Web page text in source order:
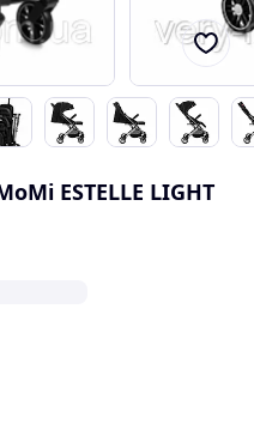
ESTELLE LIGHT